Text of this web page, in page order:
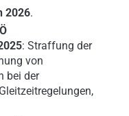
2026.
: Straffung der
von
bei der